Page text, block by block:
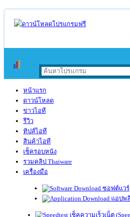
หน้าแรก
ดาวน์โหลด
ข่าวไอที
รีวิว
ทิปส์ไอที
สินค้าไอที
เช็ครอบหนัง
รวมคลิป Thaiware
เครื่องมือ
ซอฟต์แวร์
แอปพ
เช็คความเร็วเน็ต